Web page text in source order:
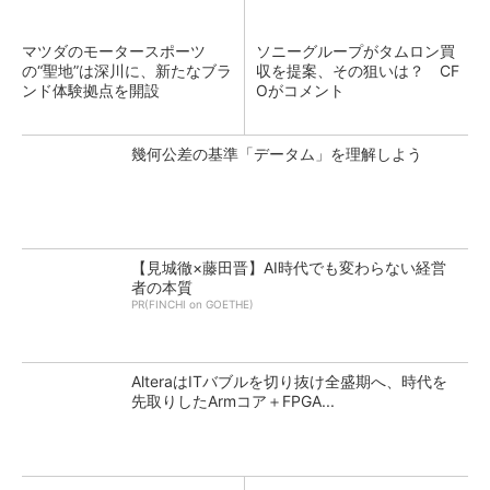
マツダのモータースポーツ
の“聖地”は深川に、新たなブラ
ンド体験拠点を開設
ソニーグループがタムロン買
収を提案、その狙いは？ CF
Oがコメント
幾何公差の基準「データム」を理解しよう
【見城徹×藤田晋】AI時代でも変わらない経営
者の本質
PR(FINCHI on GOETHE)
AlteraはITバブルを切り抜け全盛期へ、時代を
先取りしたArmコア＋FPGA...